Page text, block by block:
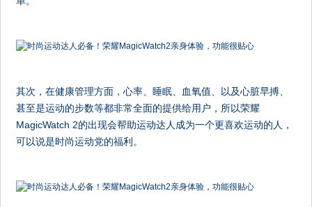
其次，在健康管理方面，心率、睡眠、血氧值、以及心脏早搏、
甚至是运动的步数等都非常全面的提供给用户，所以荣耀
MagicWatch 2的出现会帮助运动达人成为一个更喜欢运动的人，
可以说是时尚运动党的福利。